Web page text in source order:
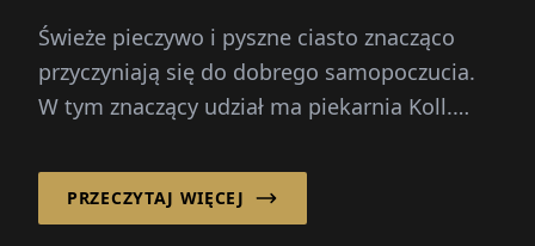
Świeże pieczywo i pyszne ciasto znacząco
przyczyniają się do dobrego samopoczucia.
W tym znaczący udział ma piekarnia Koll.
austriackim Kirchschlag w Buckliger Welt
jest obecne...
PRZECZYTAJ WIĘCEJ